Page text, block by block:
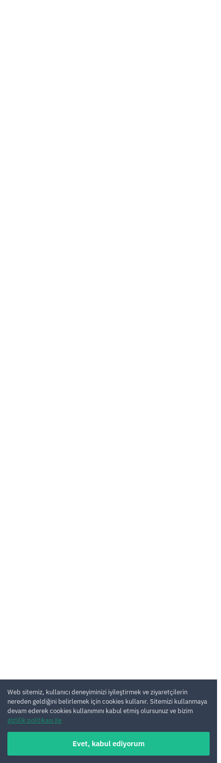
Web sitemiz, kullanıcı deneyiminizi iyileştirmek ve ziyaretçilerin
nereden geldiğini belirlemek için cookies kullanır. Sitemizi kullanmaya
devam ederek cookies kullanımını kabul etmiş olursunuz ve bizim
gizlilik politikası ile
Evet, kabul ediyorum